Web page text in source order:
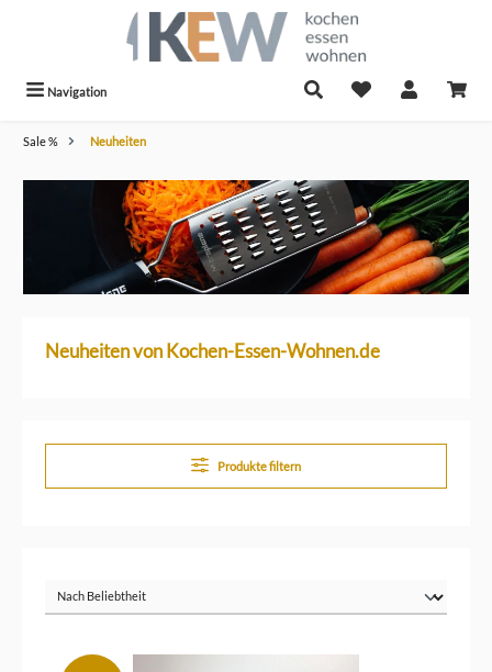
Navigation
Sale % Neuheiten
Neuheiten von Kochen-Essen-Wohnen.de
Produkte filtern